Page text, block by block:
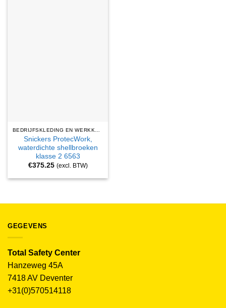
Snickers ProtecWork,
waterdichte shellbroeken
klasse 2 6563
€375.25 (excl. BTW)
GEGEVENS
Total Safety Center
Hanzeweg 45A
7418 AV Deventer
+31(0)570514118